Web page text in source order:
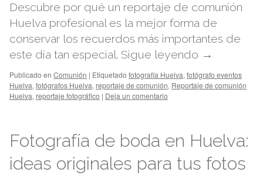
Descubre por qué un reportaje de comunión
Huelva profesional es la mejor forma de
conservar los recuerdos más importantes de
este día tan especial. Sigue leyendo →
Publicado en Comunión | Etiquetado fotografía Huelva, fotógrafo eventos
Huelva, fotógrafos Huelva, reportaje de comunión, Reportaje de comunión
Huelva, reportaje fotográfico | Deja un comentario
Fotografía de boda en Huelva:
ideas originales para tus fotos